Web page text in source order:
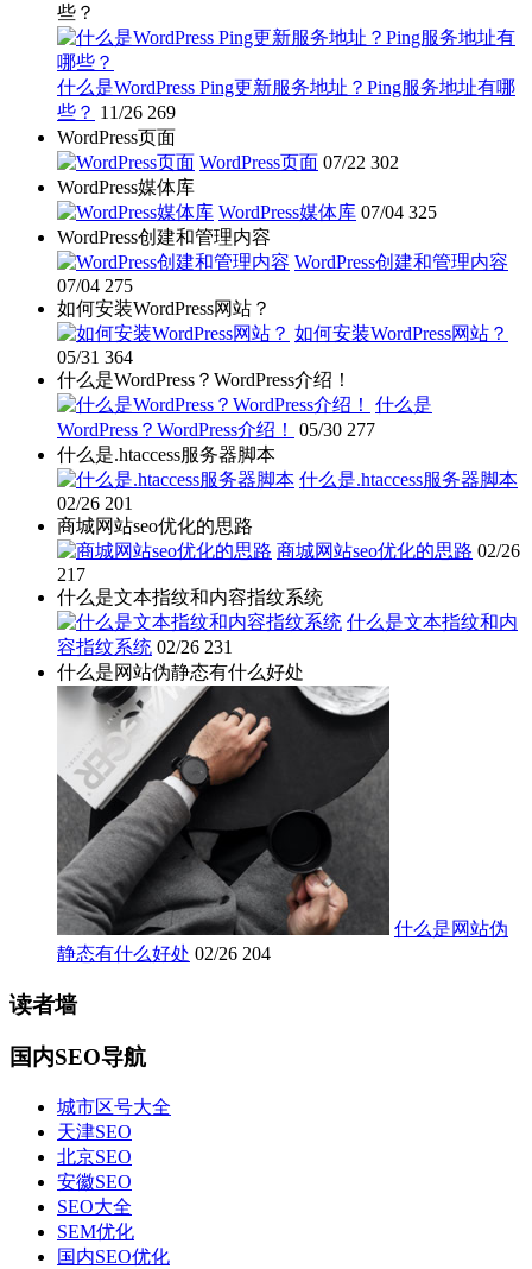
些？
什么是WordPress Ping更新服务地址？Ping服务地址有哪
些？ 11/26 269
WordPress页面
WordPress页面 07/22 302
WordPress媒体库
WordPress媒体库 07/04 325
WordPress创建和管理内容
WordPress创建和管理内容
07/04 275
如何安装WordPress网站？
如何安装WordPress网站？
05/31 364
什么是WordPress？WordPress介绍！
什么是
WordPress？WordPress介绍！
05/30 277
什么是.htaccess服务器脚本
什么是.htaccess服务器脚本
02/26 201
商城网站seo优化的思路
商城网站seo优化的思路 02/26
217
什么是文本指纹和内容指纹系统
什么是文本指纹和内
容指纹系统 02/26 231
什么是网站伪静态有什么好处
什么是网站伪
静态有什么好处 02/26 204
读者墙
国内SEO导航
城市区号大全
天津SEO
北京SEO
安徽SEO
SEO大全
SEM优化
国内SEO优化